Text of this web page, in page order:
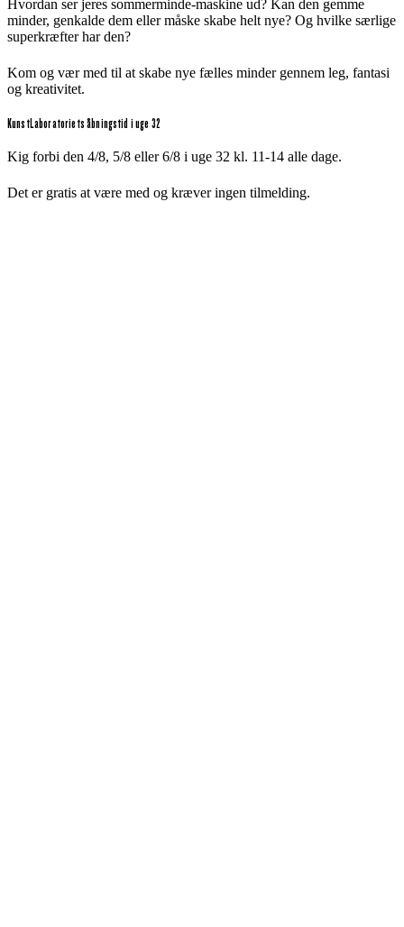
Hvordan ser jeres sommerminde-maskine ud? Kan den gemme
minder, genkalde dem eller måske skabe helt nye? Og hvilke særlige
superkræfter har den?
Kom og vær med til at skabe nye fælles minder gennem leg, fantasi
og kreativitet.
KunstLaboratoriets åbningstid i uge 32
Kig forbi den 4/8, 5/8 eller 6/8 i uge 32 kl. 11-14 alle dage.
Det er gratis at være med og kræver ingen tilmelding.